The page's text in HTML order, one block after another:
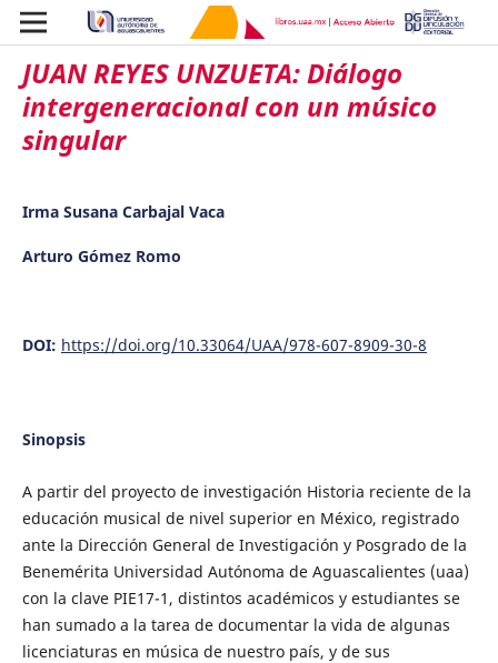
JUAN REYES UNZUETA: Diálogo
intergeneracional con un músico
singular
Irma Susana Carbajal Vaca
Arturo Gómez Romo
DOI: https://doi.org/10.33064/UAA/978-607-8909-30-8
Sinopsis
A partir del proyecto de investigación Historia reciente de la
educación musical de nivel superior en México, registrado
ante la Dirección General de Investigación y Posgrado de la
Benemérita Universidad Autónoma de Aguascalientes (uaa)
con la clave PIE17-1, distintos académicos y estudiantes se
han sumado a la tarea de documentar la vida de algunas
licenciaturas en música de nuestro país, y de sus